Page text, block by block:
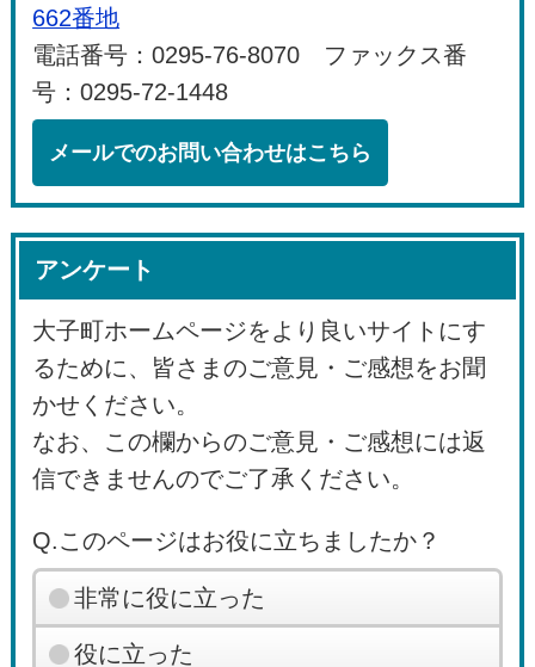
662番地
電話番号：0295-76-8070 ファックス番
号：0295-72-1448
メールでのお問い合わせはこちら
アンケート
大子町ホームページをより良いサイトにす
るために、皆さまのご意見・ご感想をお聞
かせください。
なお、この欄からのご意見・ご感想には返
信できませんのでご了承ください。
Q.このページはお役に立ちましたか？
非常に役に立った
役に立った